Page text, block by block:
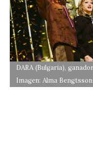
DARA (Bulgaria),
Imagen: Alma